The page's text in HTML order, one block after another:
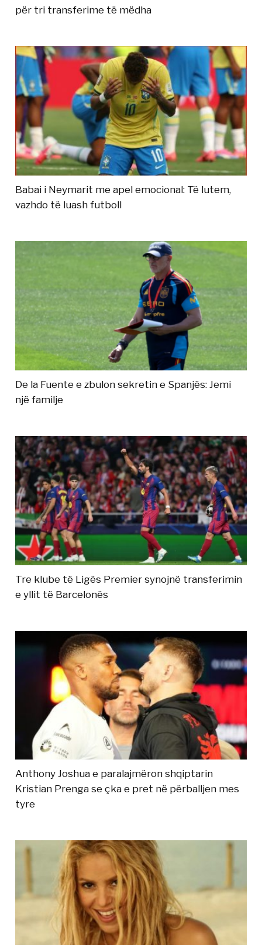
për tri transferime të mëdha
Babai i Neymarit me apel emocional: Të lutem,
vazhdo të luash futboll
De la Fuente e zbulon sekretin e Spanjës: Jemi
një familje
Tre klube të Ligës Premier synojnë transferimin
e yllit të Barcelonës
Anthony Joshua e paralajmëron shqiptarin
Kristian Prenga se çka e pret në përballjen mes
tyre